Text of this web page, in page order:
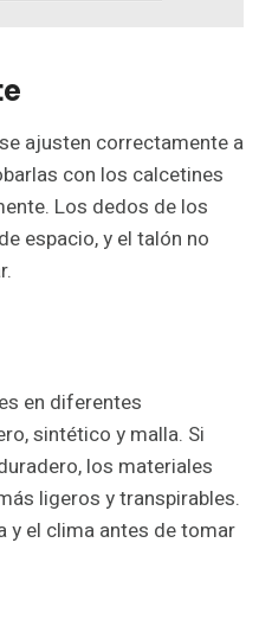
ajusten correctamente a
con los calcetines
Los dedos de los
espacio, y el talón no
en diferentes
sintético y malla. Si
los materiales
ligeros y transpirables.
y el clima antes de tomar